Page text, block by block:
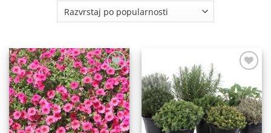
Dodaj
na
listu
želja
na
listu
želja